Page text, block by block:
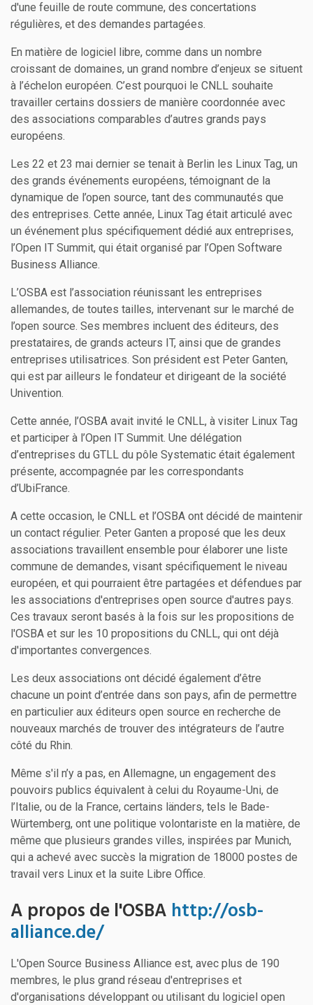
d'une feuille de route commune, des concertations
régulières, et des demandes partagées.
En matière de logiciel libre, comme dans un nombre
croissant de domaines, un grand nombre d’enjeux se situent
à l’échelon européen. C’est pourquoi le CNLL souhaite
travailler certains dossiers de manière coordonnée avec
des associations comparables d’autres grands pays
européens.
Les 22 et 23 mai dernier se tenait à Berlin les Linux Tag, un
des grands événements européens, témoignant de la
dynamique de l’open source, tant des communautés que
des entreprises. Cette année, Linux Tag était articulé avec
un événement plus spécifiquement dédié aux entreprises,
l’Open IT Summit, qui était organisé par l’Open Software
Business Alliance.
L’OSBA est l’association réunissant les entreprises
allemandes, de toutes tailles, intervenant sur le marché de
l’open source. Ses membres incluent des éditeurs, des
prestataires, de grands acteurs IT, ainsi que de grandes
entreprises utilisatrices. Son président est Peter Ganten,
qui est par ailleurs le fondateur et dirigeant de la société
Univention.
Cette année, l’OSBA avait invité le CNLL, à visiter Linux Tag
et participer à l’Open IT Summit. Une délégation
d’entreprises du GTLL du pôle Systematic était également
présente, accompagnée par les correspondants
d’UbiFrance.
A cette occasion, le CNLL et l’OSBA ont décidé de maintenir
un contact régulier. Peter Ganten a proposé que les deux
associations travaillent ensemble pour élaborer une liste
commune de demandes, visant spécifiquement le niveau
européen, et qui pourraient être partagées et défendues par
les associations d'entreprises open source d'autres pays.
Ces travaux seront basés à la fois sur les propositions de
l'OSBA et sur les 10 propositions du CNLL, qui ont déjà
d'importantes convergences.
Les deux associations ont décidé également d’être
chacune un point d’entrée dans son pays, afin de permettre
en particulier aux éditeurs open source en recherche de
nouveaux marchés de trouver des intégrateurs de l’autre
côté du Rhin.
Même s'il n’y a pas, en Allemagne, un engagement des
pouvoirs publics équivalent à celui du Royaume-Uni, de
l’Italie, ou de la France, certains länders, tels le Bade-
Würtemberg, ont une politique volontariste en la matière, de
même que plusieurs grandes villes, inspirées par Munich,
qui a achevé avec succès la migration de 18000 postes de
travail vers Linux et la suite Libre Office.
A propos de l'OSBA http://osb-
alliance.de/
L'Open Source Business Alliance est, avec plus de 190
membres, le plus grand réseau d'entreprises et
d'organisations développant ou utilisant du logiciel open